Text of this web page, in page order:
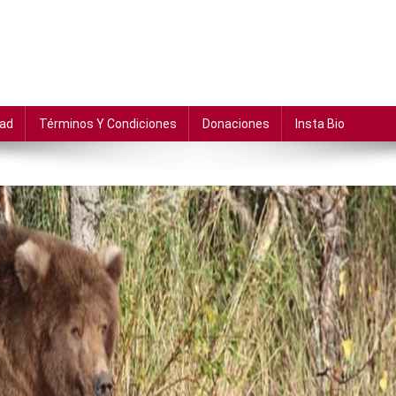
Términos Y Condiciones Donaciones Insta Bio